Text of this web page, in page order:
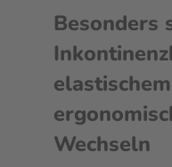
Besonders
Wechseln